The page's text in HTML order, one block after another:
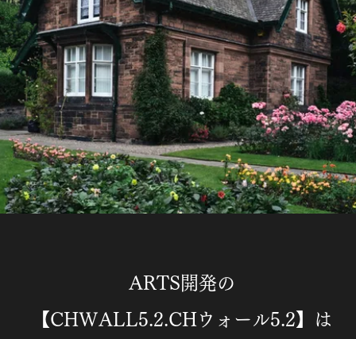
ARTS開発の
【CHWALL5.2.CHウォール5.2】は